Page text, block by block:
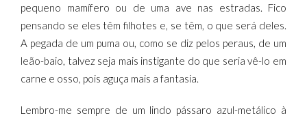
pequeno mamífero ou de uma ave nas estradas. Fico
pensando se eles têm filhotes e, se têm, o que será deles.
A pegada de um puma ou, como se diz pelos peraus, de um
leão-baio, talvez seja mais instigante do que seria vê-lo em
carne e osso, pois aguça mais a fantasia.
Lembro-me sempre de um lindo pássaro azul-metálico à